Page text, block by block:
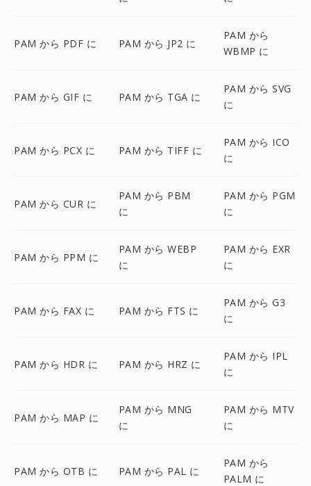
PAM から PDF に PAM から JP2 に
PAM から
WBMP に
PAM から GIF に PAM から TGA に
PAM から SVG
に
PAM から PCX に PAM から TIFF に
PAM から ICO
に
PAM から CUR に
PAM から PBM
に
PAM から PGM
に
PAM から PPM に
PAM から WEBP
に
PAM から EXR
に
PAM から FAX に PAM から FTS に
PAM から G3
に
PAM から HDR に PAM から HRZ に
PAM から IPL
に
PAM から MAP に
PAM から MNG
に
PAM から MTV
に
PAM から OTB に PAM から PAL に
PAM から
PALM に